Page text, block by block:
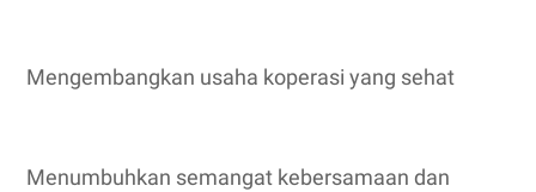
Mengembangkan usaha koperasi yang sehat
Menumbuhkan semangat kebersamaan dan